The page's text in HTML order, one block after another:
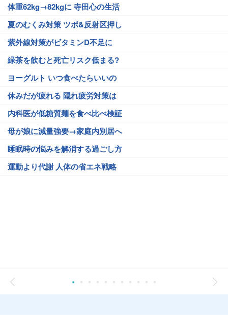
体重62kg→82kgに 寺田心の生活
夏のむくみ対策 ツボ&反射区押し
紫外線対策がビタミンD不足に
緑茶を飲むと死亡リスク低まる?
ヨーグルト いつ食べたらいいの
休みだが疲れる 隠れ疲労対策は
内科医が低糖質麺を食べ比べ検証
母が娘に減量強要→家庭内別居へ
睡眠時の悩みを解消する過ごし方
運動より代謝 人体の省エネ戦略